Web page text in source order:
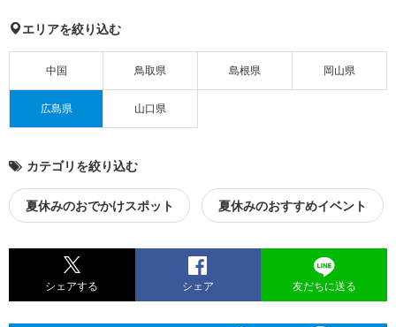
エリアを絞り込む
中国 鳥取県 島根県 岡山県
広島県 山口県
カテゴリを絞り込む
夏休みのおでかけスポット 夏休みのおすすめイベント
シェアする シェア 友だちに送る